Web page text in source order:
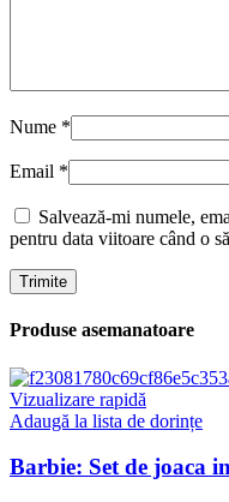
Nume *
Email *
Salvează-mi numele,
pentru data viitoare când o
Produse asemanatoare
Vizualizare rapidă
Adaugă la lista de dorințe
Barbie: Set de joaca